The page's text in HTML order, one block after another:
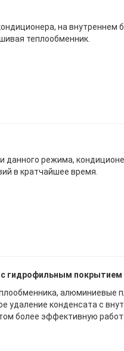
на
теплообменник.
данного режима,
в кратчайшее время.
гидрофильным покрытием
алюминиевые
конденсата с
более эффективную